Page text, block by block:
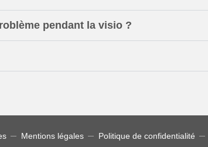
pendant la visio ?
Mentions légales Politique de confidentialité